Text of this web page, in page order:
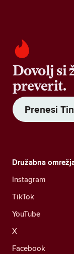
Dovolj si
preverit.
Prenesi
Družabna
Instagram
TikTok
YouTube
X
Facebook